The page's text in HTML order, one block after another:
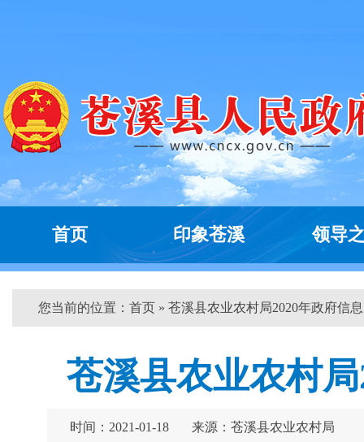
首页 印象苍溪 领导
您当前的位置： 首页 » 苍溪县农业农村局2020年政府信
苍溪县农业农村
时间：2021-01-18 来源：苍溪县农业农村局